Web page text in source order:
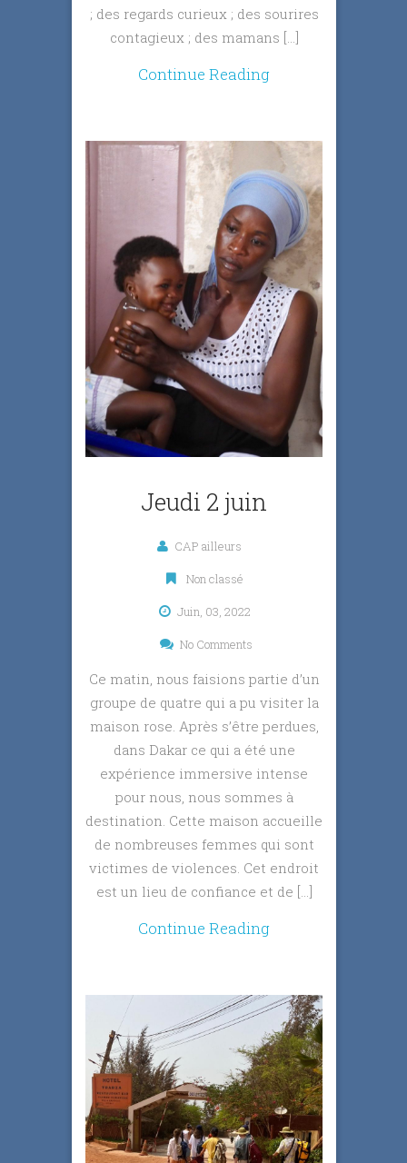
; des regards curieux ; des sourires
contagieux ; des mamans […]
Continue Reading
Jeudi 2 juin
CAP ailleurs
Non classé
Juin, 03, 2022
No Comments
Ce matin, nous faisions partie d’un
groupe de quatre qui a pu visiter la
maison rose. Après s’être perdues,
dans Dakar ce qui a été une
expérience immersive intense
pour nous, nous sommes à
destination. Cette maison accueille
de nombreuses femmes qui sont
victimes de violences. Cet endroit
est un lieu de confiance et de […]
Continue Reading